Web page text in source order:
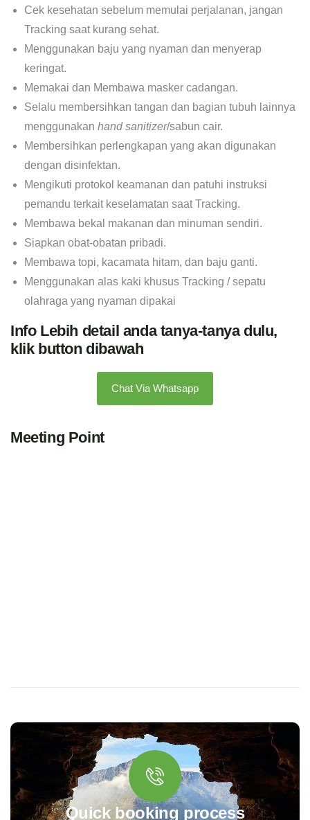
Cek kesehatan sebelum memulai perjalanan, jangan
Tracking saat kurang sehat.
Menggunakan baju yang nyaman dan menyerap
keringat.
Memakai dan Membawa masker cadangan.
Selalu membersihkan tangan dan bagian tubuh lainnya
menggunakan hand sanitizer/sabun cair.
Membersihkan perlengkapan yang akan digunakan
dengan disinfektan.
Mengikuti protokol keamanan dan patuhi instruksi
pemandu terkait keselamatan saat Tracking.
Membawa bekal makanan dan minuman sendiri.
Siapkan obat-obatan pribadi.
Membawa topi, kacamata hitam, dan baju ganti.
Menggunakan alas kaki khusus Tracking / sepatu
olahraga yang nyaman dipakai
Info Lebih detail anda tanya-tanya dulu,
klik button dibawah
Chat Via Whatsapp
Meeting Point
Quick booking process